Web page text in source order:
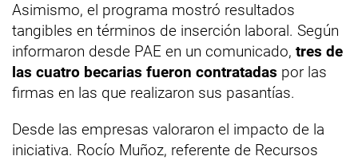
Asimismo, el programa mostró resultados
tangibles en términos de inserción laboral. Según
informaron desde PAE en un comunicado, tres de
las cuatro becarias fueron contratadas por las
firmas en las que realizaron sus pasantías.
Desde las empresas valoraron el impacto de la
iniciativa. Rocío Muñoz, referente de Recursos